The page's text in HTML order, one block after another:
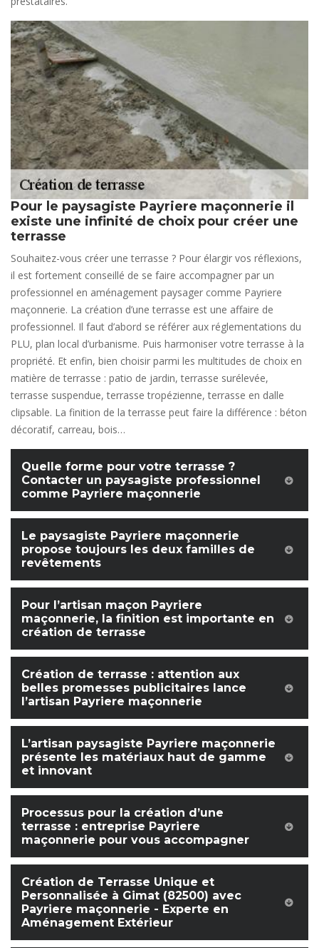
Pour le paysagiste Payriere maçonnerie il
existe une infinité de choix pour créer une
terrasse
Souhaitez-vous créer une terrasse ? Pour élargir vos réflexions,
il est fortement conseillé de se faire accompagner par un
professionnel en aménagement paysager comme Payriere
maçonnerie. La création d’une terrasse est une affaire de
professionnel. Il faut d’abord se référer aux réglementations du
PLU, plan local d’urbanisme. Puis harmoniser votre terrasse à la
propriété. Et enfin, bien choisir parmi les multitudes de choix en
matière de terrasse : patio de jardin, terrasse surélevée,
terrasse suspendue, terrasse tropézienne, terrasse en dalle
clipsable. La finition de la terrasse peut faire la différence : béton
décoratif, carreau, bois…
Quelle forme pour votre terrasse ?
Contacter un paysagiste professionnel
comme Payriere maçonnerie
Le paysagiste Payriere maçonnerie
propose toujours les deux familles de
revêtements
Pour l’artisan maçon Payriere
maçonnerie, la finition est importante en
création de terrasse
Création de terrasse : attention aux
belles promesses publicitaires lance
l’artisan Payriere maçonnerie
L’artisan paysagiste Payriere maçonnerie
présente les matériaux haut de gamme
et innovant
Processus pour la création d’une
terrasse : entreprise Payriere
maçonnerie pour vous accompagner
Création de Terrasse Unique et
Personnalisée à Gimat (82500) avec
Payriere maçonnerie - Experte en
Aménagement Extérieur